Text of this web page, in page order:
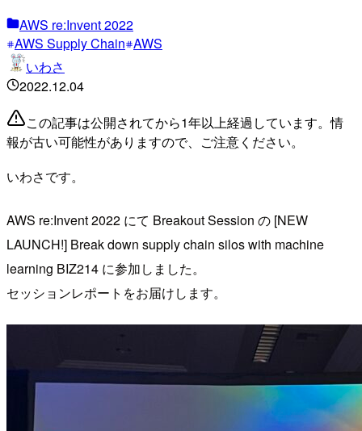
AWS re:Invent 2022
AWS Supply Chain AWS
いわさ
2022.12.04
この記事は公開されてから1年以上経過しています。情
報が古い可能性がありますので、ご注意ください。
いわさです。
AWS re:Invent 2022 にて Breakout Session の [NEW
LAUNCH!] Break down supply chain silos with machine
learning BIZ214 に参加しました。
セッションレポートをお届けします。